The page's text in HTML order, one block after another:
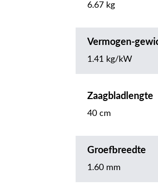
6.67 kg
Vermogen-
1.41 kg/kW
Zaagbladlengte
40 cm
Groefbreedte
1.60 mm